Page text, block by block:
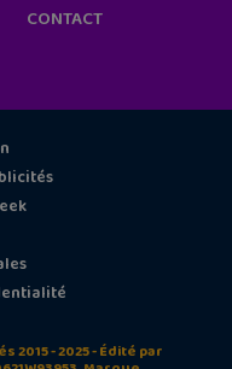
CONTACT
- 2025 - Édité par